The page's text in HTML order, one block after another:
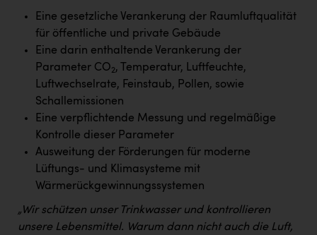
Eine gesetzliche Verankerung der Raumluftqualität
für öffentliche und private Gebäude
Eine darin enthaltende Verankerung der
Parameter CO2, Temperatur, Luftfeuchte,
Luftwechselrate, Feinstaub, Pollen, sowie
Schallemissionen
Eine verpflichtende Messung und regelmäßige
Kontrolle dieser Parameter
Ausweitung der Förderungen für moderne
Lüftungs- und Klimasysteme mit
Wärmerückgewinnungssystemen
„Wir schützen unser Trinkwasser und kontrollieren
unsere Lebensmittel. Warum dann nicht auch die Luft,